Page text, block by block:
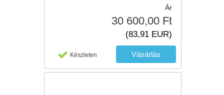
Ár
30 600,00 Ft
(83,91 EUR)
Készleten